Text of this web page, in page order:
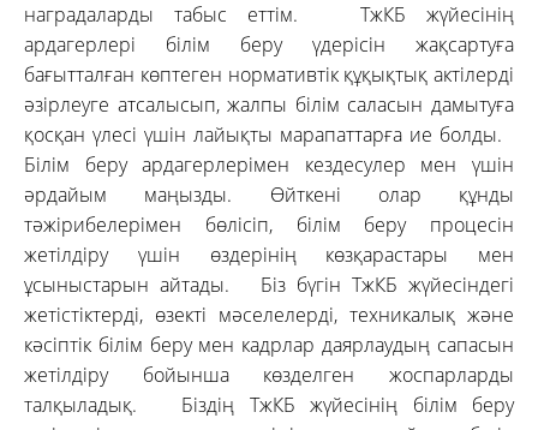
наградаларды табыс еттім. ТжКБ жүйесінің
ардагерлері білім беру үдерісін жақсартуға
бағытталған көптеген нормативтік құқықтық актілерді
әзірлеуге атсалысып, жалпы білім саласын дамытуға
қосқан үлесі үшін лайықты марапаттарға ие болды.
Білім беру ардагерлерімен кездесулер мен үшін
әрдайым маңызды. Өйткені олар құнды
тәжірибелерімен бөлісіп, білім беру процесін
жетілдіру үшін өздерінің көзқарастары мен
ұсыныстарын айтады. Біз бүгін ТжКБ жүйесіндегі
жетістіктерді, өзекті мәселелерді, техникалық және
кәсіптік білім беру мен кадрлар даярлаудың сапасын
жетілдіру бойынша көзделген жоспарларды
талқыладық. Біздің ТжКБ жүйесінің білім беру